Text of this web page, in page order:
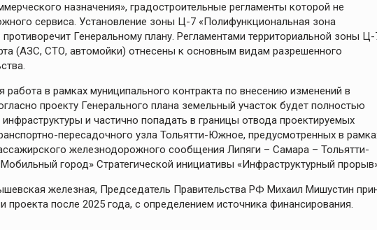
назначения», градостроительные регламенты которой не
сервиса. Установление зоны Ц-7 «Полифункциональная зона
Генеральному плану. Регламентами территориальной зоны Ц-
(АЗС, СТО, автомойки) отнесены к основным видам разрешенного
в рамках муниципального контракта по внесению изменений в
проекту Генерального плана земельный участок будет полностью
и частично попадать в границы отвода проектируемых
пересадочного узла Тольятти-Южное, предусмотренных в
железнодорожного сообщения Липяги – Самара – Тольятти-
город» Стратегической инициативы «Инфраструктурный
железная, Председатель Правительства РФ Михаил Мишустин
после 2025 года, с определением источника финансирования.